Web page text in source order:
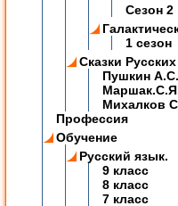
Сезон 2
1 сезон
Сказки
Пушкин А.С.
Михалков
Профессия
Обучение
Русский язык.
9 класс
8 класс
7 класс